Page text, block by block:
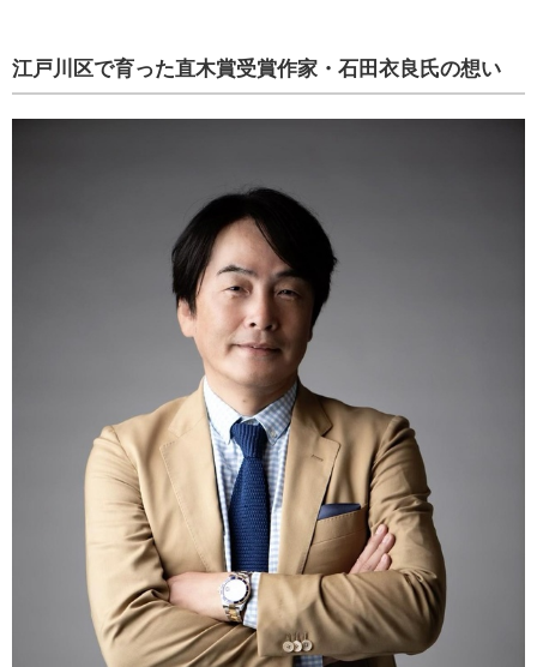
江戸川区で育った直木賞受賞作家・石田衣良氏の想い